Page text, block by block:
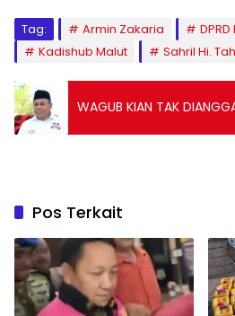
Tag: Armin Zakaria
Kadishub Malut
Sahril Hi.
WAGUB KIAN TAK
Pos Terkait